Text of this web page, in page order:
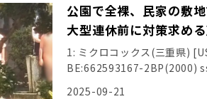
公園で全裸、民家の敷
大型連休前に対策求め
1: ミクロコックス(三重県)
BE:662593167-
2025-09-21